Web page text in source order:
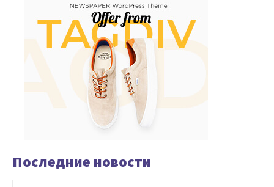
Последние новости